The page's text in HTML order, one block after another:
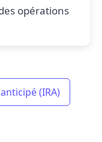
opérations
(IRA)